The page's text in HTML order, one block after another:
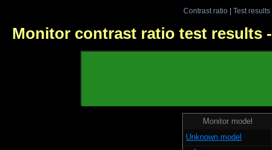
Contrast ratio| Test results
Monitor contrast ratio test results
Monitor model
Unknown model